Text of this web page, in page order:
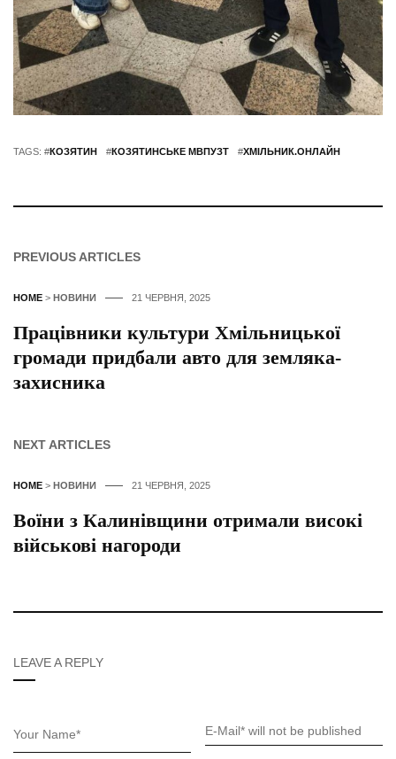
TAGS: #КОЗЯТИН #КОЗЯТИНСЬКЕ МВПУЗТ #ХМІЛЬНИК.ОНЛАЙН
PREVIOUS ARTICLES
HOME > НОВИНИ 21 ЧЕРВНЯ, 2025
Працівники культури Хмільницької
громади придбали авто для земляка-
захисника
NEXT ARTICLES
HOME > НОВИНИ 21 ЧЕРВНЯ, 2025
Воїни з Калинівщини отримали високі
військові нагороди
LEAVE A REPLY